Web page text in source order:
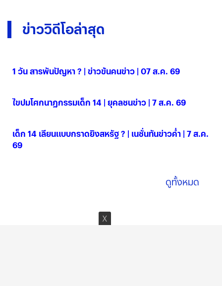
ข่าววิดีโอล่าสุด
1 วัน สารพันปัญหา ? | ข่าวข้นคนข่าว | 07 ส.ค. 69
ไขปมโศกนาฏกรรมเด็ก 14 | ยุคลชนข่าว | 7 ส.ค. 69
เด็ก 14 เลียนแบบกราดยิงสหรัฐ ? | เนชั่นทันข่าวค่ำ | 7 ส.ค.
69
ดูทั้งหมด